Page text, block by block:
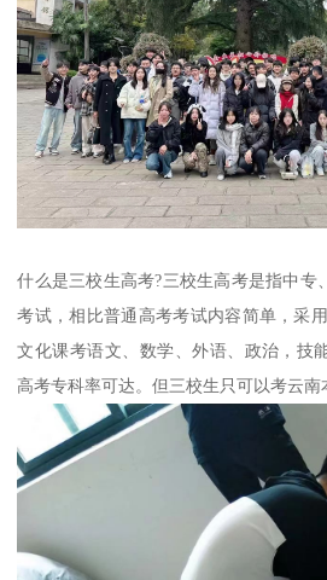
什么是三校生高考?三校生高考是指中专
考试，相比普通高考考试内容简单，采
文化课考语文、数学、外语、政治，技
高考专科率可达。但三校生只可以考云南